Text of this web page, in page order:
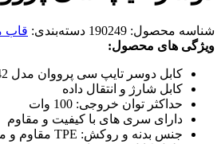
شناسه محصول: 190249 دسته‌بندی: قاب
ویژگی های محصول:
کابل دوسر تایپ سی پرووان مدل PCC142
کابل شارژ و انتقال داده
حداکثر توان خروجی: 100 وات
دارای سری های با کیفیت و مقاوم
جنس بدنه و روکش: TPE مقاوم و مس